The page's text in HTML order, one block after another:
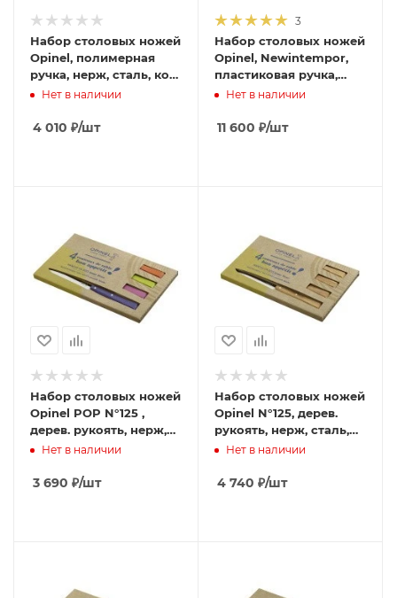
Набор столовых ножей
Opinel, полимерная
ручка, нерж, сталь, кор.
001904
Нет в наличии
4 010 ₽/шт
3
Набор столовых ножей
Opinel, Newintempor,
пластиковая ручка,
нерж, сталь. 002224
Нет в наличии
11 600 ₽/шт
Набор столовых ножей
Opinel POP N°125 ,
дерев. рукоять, нерж,
сталь, кор. 001532
Нет в наличии
3 690 ₽/шт
Набор столовых ножей
Opinel N°125, дерев.
рукоять, нерж, сталь,
кор. 001515
Нет в наличии
4 740 ₽/шт